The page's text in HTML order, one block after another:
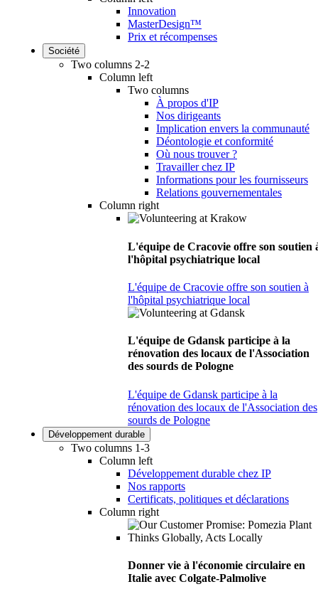
Innovation
MasterDesign™
Prix et récompenses
Société
Two columns 2-2
Column left
Two columns
À propos d'IP
Nos dirigeants
Implication envers la communauté
Déontologie et conformité
Où nous trouver ?
Travailler chez IP
Informations pour les fournisseurs
Relations gouvernementales
Column right
L'équipe de Cracovie offre son soutien
l'hôpital psychiatrique local
L'équipe de Cracovie offre son soutien à
l'hôpital psychiatrique local
L'équipe de Gdansk participe à la
rénovation des locaux de l'Association
des sourds de Pologne
L'équipe de Gdansk participe à la
rénovation des locaux de l'Association des
sourds de Pologne
Développement durable
Two columns 1-3
Column left
Développement durable chez IP
Nos rapports
Certificats, politiques et déclarations
Column right
Donner vie à l'économie circulaire en
Italie avec Colgate-Palmolive